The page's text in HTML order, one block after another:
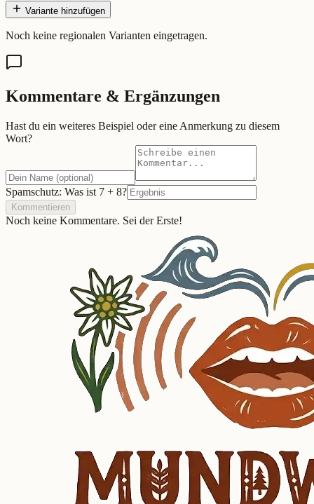
Variante hinzufügen
Noch keine regionalen Varianten eingetragen.
Kommentare & Ergänzungen
Hast du ein weiteres Beispiel oder eine Anmerkung zu diesem
Wort?
Spamschutz: Was ist 7 + 8?
Kommentieren
Noch keine Kommentare. Sei der Erste!